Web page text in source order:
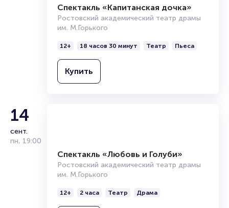
ОрганизаторамСпектакль «Капитанская дочка»
Ростовский академический театр драмы
им. М.Горького
12+ 18 часов 30 минут Театр Пьеса
Купить
14
сент.
пн, 19:00
Спектакль «Любовь и Голуби»
Ростовский академический театр драмы